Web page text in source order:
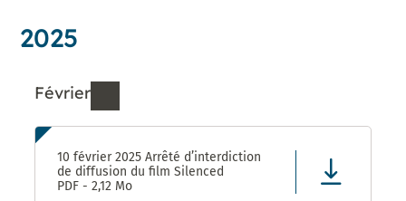
2025
Février
Ressources de Février 2025
10 février 2025 Arrêté d’interdiction
de diffusion du film Silenced
PDF - 2,12 Mo